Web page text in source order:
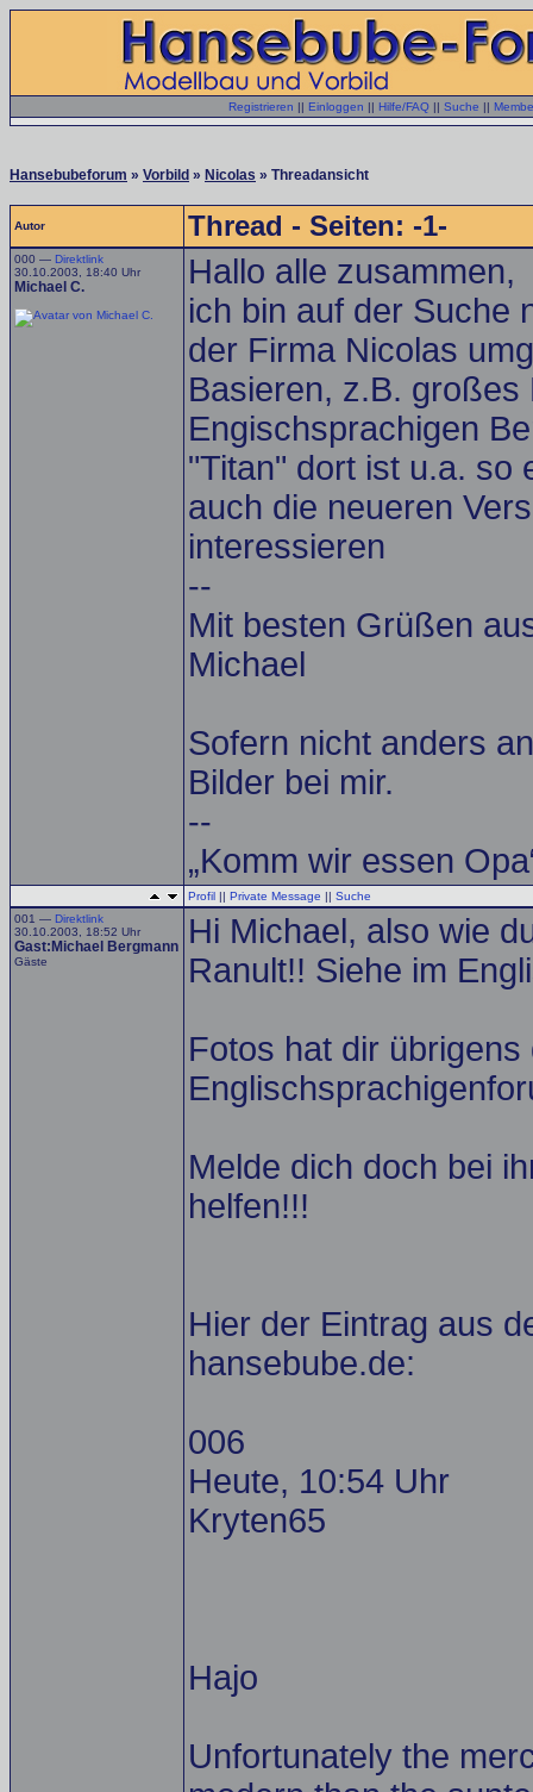
Registrieren || Einloggen || Hilfe/FAQ || Suche ||
Hansebubeforum » Vorbild » Nicolas » Threadansicht
Autor Thread - Seiten: -1-
000 — Direktlink
30.10.2003, 18:40 Uhr
Michael C.
Hallo alle zusammen,
ich bin auf der Suche
der Firma Nicolas
Basieren, z.B.
Engischsprachigen
"Titan" dort ist u.a. so
auch die neueren
interessieren
--
Mit besten Grüßen
Michael
Sofern nicht anders
Bilder bei mir.
--
„Komm wir essen
Profil || Private Message || Suche
001 — Direktlink
30.10.2003, 18:52 Uhr
Gast:Michael Bergmann
Gäste
Hi Michael, also wie
Ranult!! Siehe im
Fotos hat dir
Melde dich doch bei
helfen!!!
Hier der Eintrag aus
hansebube.de:
006
Heute, 10:54 Uhr
Kryten65
Hajo
Unfortunately the